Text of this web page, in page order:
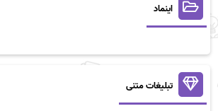
اینماد
تبلیغات متنی